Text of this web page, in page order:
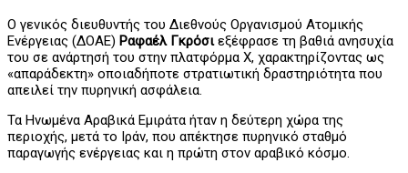
Ο γενικός διευθυντής του Διεθνούς Οργανισμού Ατομικής
Ενέργειας (ΔΟΑΕ) Ραφαέλ Γκρόσιεξέφρασε τη βαθιά ανησυχία
του σε ανάρτησή του στην πλατφόρμα Χ, χαρακτηρίζοντας ως
«απαράδεκτη» οποιαδήποτε στρατιωτική δραστηριότητα που
απειλεί την πυρηνική ασφάλεια.
Τα Ηνωμένα Αραβικά Εμιράτα ήταν η δεύτερη χώρα της
περιοχής, μετά το Ιράν, που απέκτησε πυρηνικό σταθμό
παραγωγής ενέργειας και η πρώτη στον αραβικό κόσμο.